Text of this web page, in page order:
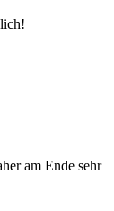
am Ende sehr